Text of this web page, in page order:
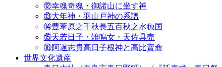
⑫幸魂奇魂・御諸山に坐す神
⑬大年神・羽山戸神の系譜
⑭豊葦原之千秋長五百秋之水穂国
⑮天若日子・雉鳴女・天佐具売
⑯阿遅志貴高日子根神と高比賣命
世界文化遺産